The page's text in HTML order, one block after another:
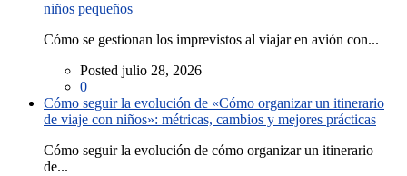
niños pequeños
Cómo se gestionan los imprevistos al viajar en avión con...
Posted julio 28, 2026
0
Cómo seguir la evolución de «Cómo organizar un itinerario
de viaje con niños»: métricas, cambios y mejores prácticas
Cómo seguir la evolución de cómo organizar un itinerario
de...